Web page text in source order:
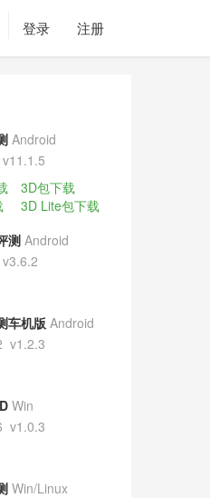
登录 注册
Android
v11.1.5
3D包下载
3D Lite包下载
测 Android
v3.6.2
车机版 Android
v1.2.3
Win
v1.0.3
Win/Linux